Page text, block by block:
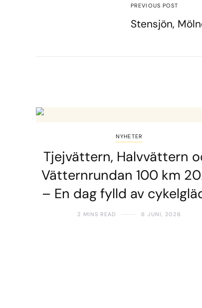
PREVIOUS POST
Stensjön,
NYHETER
Tjejvättern, Halvvättern
Vätternrundan 100 km
– En dag fylld av
2 MINS READ 6 JUNI, 2026